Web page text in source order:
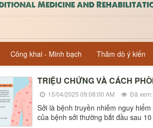
Công khai - Minh bạch Thăm dò ý kiến
TRIỆU CHỨNG VÀ CÁCH
15/04/2025 09:08:00 AM Đã
Sởi là bệnh truyền nhiễm nguy
của bệnh sởi thường bắt đầu sau